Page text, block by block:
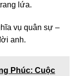
lứa.
vụ quân sự –
anh.
Phúc: Cuộc